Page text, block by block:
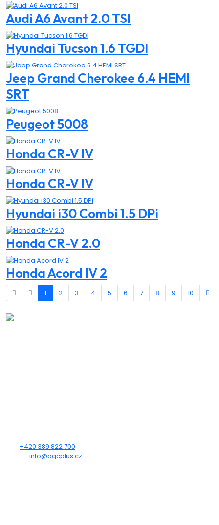
Audi A6 Avant 2.0 TSI
Hyundai Tucson 1.6 TGDI
Jeep Grand Cherokee 6.4 HEMI
SRT
Peugeot 5008
Honda CR-V IV
Honda CR-V IV
Hyundai i30 Combi 1.5 DPi
Honda CR-V 2.0
Honda Acord IV 2
1 2 3 4 5 6 7 8 9 10
+420 389 822 700
info@agcplus.cz